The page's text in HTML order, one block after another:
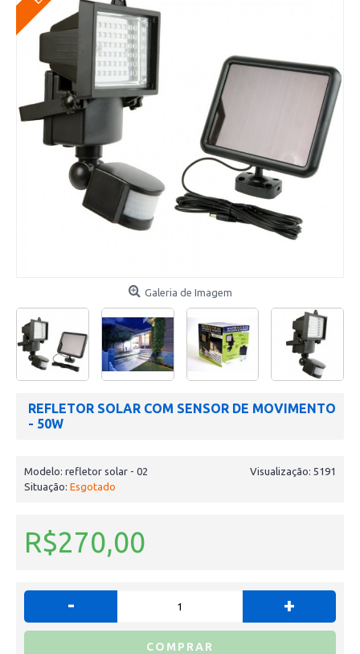
Galeria de Imagem
REFLETOR SOLAR COM SENSOR DE MOVIMENTO
- 50W
Visualização: 5191
Modelo: refletor solar - 02
Situação: Esgotado
R$270,00
- +
COMPRAR